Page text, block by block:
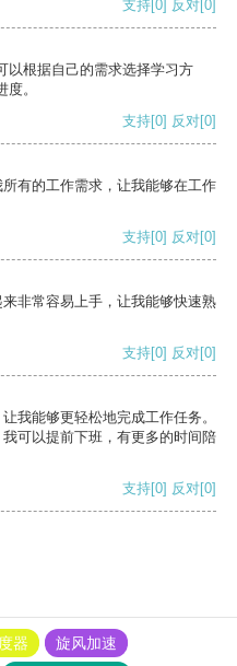
支持[0] 反对[0]
以根据自己的需求选择学习方
。
支持[0] 反对[0]
有的工作需求，让我能够在工作
支持[0] 反对[0]
非常容易上手，让我能够快速熟
支持[0] 反对[0]
我能够更轻松地完成工作任务。
可以提前下班，有更多的时间陪
支持[0] 反对[0]
器
旋风加速